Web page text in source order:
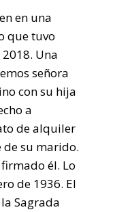
en una
que tuvo
Una
señora
con su hija
a
de alquiler
de su marido.
él. Lo
de 1936. El
Sagrada